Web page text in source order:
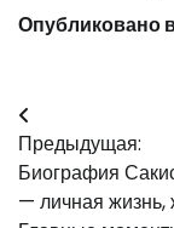
Опубликовано
Навигация
по
записям
Предыдущая:
Биография
— личная жизнь,